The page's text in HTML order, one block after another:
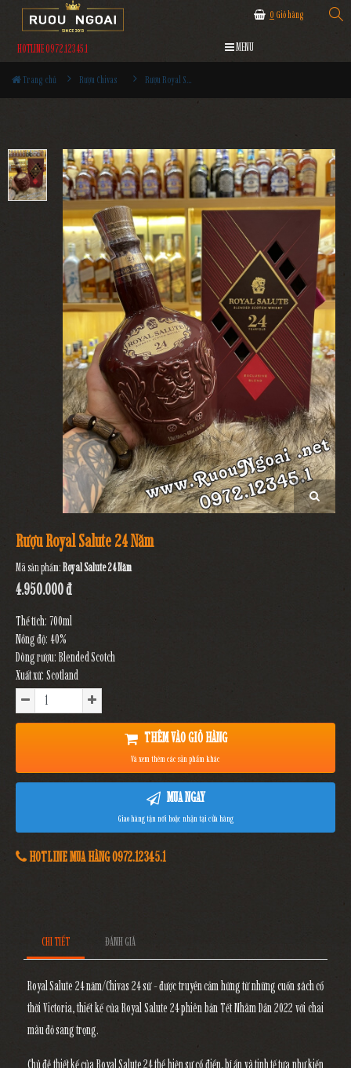
0 Giỏ hàng
HOTLINE 0972.12345.1 MENU
Trang chủ Rượu Chivas Rượu Royal Salute 24 Năm
Rượu Royal Salute 24 Năm
Mã sản phẩm:Royal Salute 24 Năm
4.950.000 đ
Thể tích: 700ml
Nồng độ: 40%
Dòng rượu: Blended Scotch
Xuất xứ: Scotland
THÊM VÀO GIỎ HÀNG
Và xem thêm các sản phẩm khác
MUA NGAY
Giao hàng tận nơi hoặc nhận tại cửa hàng
HOTLINE MUA HÀNG 0972.12345.1
CHI TIẾT ĐÁNH GIÁ
Royal Salute 24 năm/Chivas 24 sứ - được truyền cảm hứng từ những cuốn sách cổ
thời Victoria, thiết kế của Royal Salute 24 phiên bản Tết Nhâm Dần 2022 với chai
màu đỏ sang trọng.
Chủ đề thiết kế của Royal Salute 24 thể hiện sự cổ điển, bí ẩn và tinh tế tựa như kiến